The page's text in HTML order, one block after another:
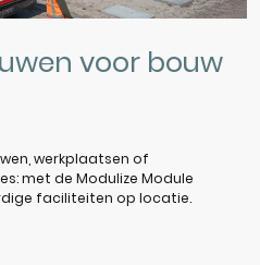
voor bouw
werkplaatsen of
met de Modulize Module
faciliteiten op locatie.